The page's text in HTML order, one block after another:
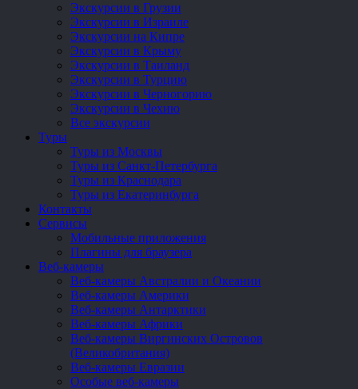
Экскурсии в Грузии
Экскурсии в Израиле
Экскурсии на Кипре
Экскурсии в Крыму
Экскурсии в Таиланд
Экскурсии в Турцию
Экскурсии в Черногорию
Экскурсии в Чехию
Все экскурсии
Туры
Туры из Москвы
Туры из Санкт-Петербурга
Туры из Краснодара
Туры из Екатеринбурга
Контакты
Сервисы
Мобильные приложения
Плагины для браузера
Веб-камеры
Веб-камеры Австралии и Океании
Веб-камеры Америки
Веб-камеры Антарктики
Веб-камеры Африки
Веб-камеры Виргинских Островов
(Великобритания)
Веб-камеры Евразии
Особые веб-камеры